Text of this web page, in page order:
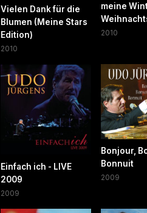
Vielen Dank für die
Blumen (Meine Stars
Edition)
2010
meine
2010
Einfach ich - LIVE
2009
2009
Bonjour,
Bonnuit
2009